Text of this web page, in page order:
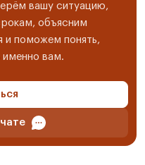
вашу ситуацию,
объясним
и поможем понять,
именно вам.